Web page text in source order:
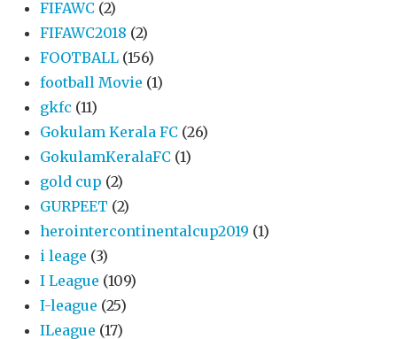
FIFAWC (2)
FIFAWC2018 (2)
FOOTBALL (156)
football Movie (1)
gkfc (11)
Gokulam Kerala FC (26)
GokulamKeralaFC (1)
gold cup (2)
GURPEET (2)
herointercontinentalcup2019 (1)
i leage (3)
I League (109)
I-league (25)
ILeague (17)